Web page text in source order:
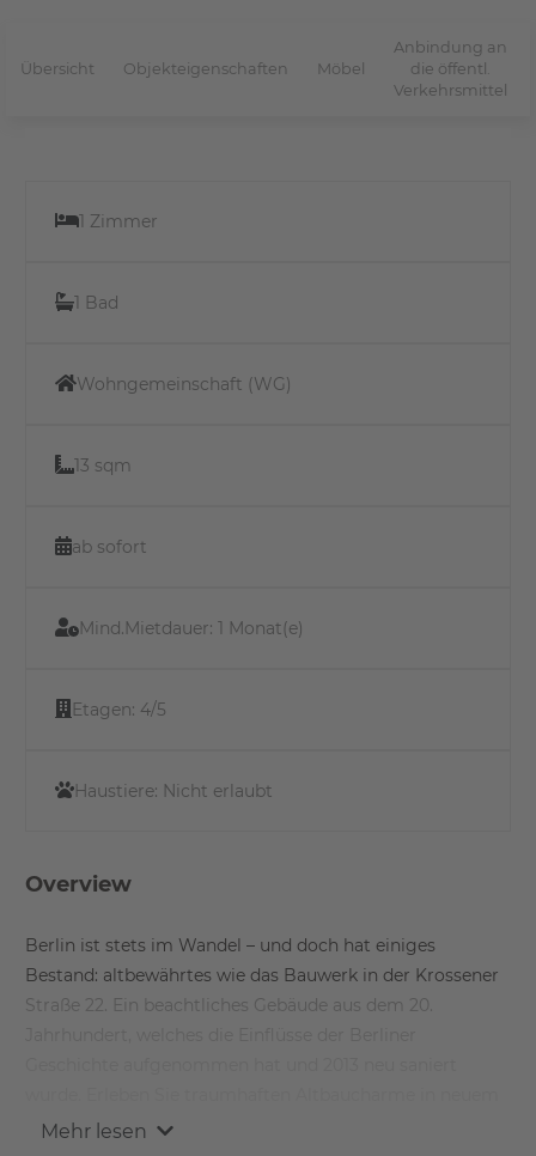
Übersicht Objekteigenschaften Möbel
Anbindung an
die öffentl.
Verkehrsmittel
1 Zimmer
1 Bad
Wohngemeinschaft (WG)
13 sqm
ab sofort
Mind.Mietdauer: 1 Monat(e)
Etagen: 4/5
Haustiere: Nicht erlaubt
Overview
Berlin ist stets im Wandel – und doch hat einiges
Bestand: altbewährtes wie das Bauwerk in der Krossener
Straße 22. Ein beachtliches Gebäude aus dem 20.
Glanz und leben im Herzen von Friedrichshain, umgeben
Mehr lesen